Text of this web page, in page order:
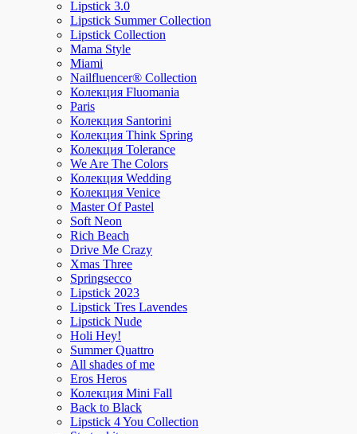
Lipstick 3.0
Lipstick Summer Collection
Lipstick Collection
Mama Style
Miami
Nailfluencer® Collection
Колекция Fluomania
Paris
Колекция Santorini
Колекция Think Spring
Колекция Tolerance
We Are The Colors
Колекция Wedding
Колекция Venice
Master Of Pastel
Soft Neon
Rich Beach
Drive Me Crazy
Xmas Three
Springsecco
Lipstick 2023
Lipstick Tres Lavendes
Lipstick Nude
Holi Hey!
Summer Quattro
All shades of me
Eros Heros
Колекция Mini Fall
Back to Black
Lipstick 4 You Collection